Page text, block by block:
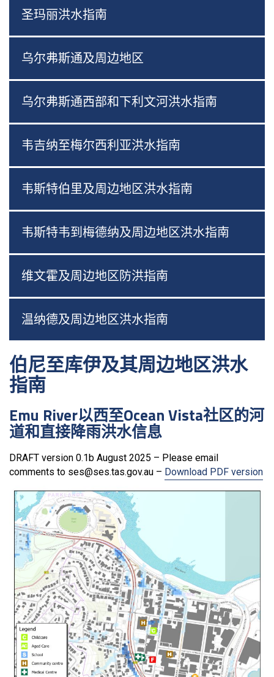
圣玛丽洪水指南
乌尔弗斯通及周边地区
乌尔弗斯通西部和下利文河洪水指南
韦吉纳至梅尔西利亚洪水指南
韦斯特伯里及周边地区洪水指南
韦斯特韦到梅德纳及周边地区洪水指南
维文霍及周边地区防洪指南
温纳德及周边地区洪水指南
伯尼至库伊及其周边地区洪水
指南
Emu River以西至Ocean Vista社区的河
道和直接降雨洪水信息
DRAFT version 0.1b August 2025 – Please email
comments to ses@ses.tas.gov.au – Download PDF version